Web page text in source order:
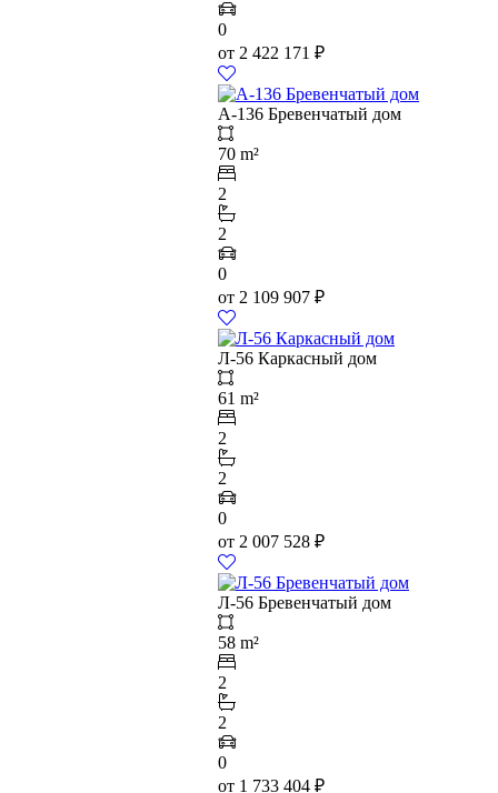
0
от 2 422 171 ₽
А-136 Бревенчатый дом
70 m²
2
2
0
от 2 109 907 ₽
Л-56 Каркасный дом
61 m²
2
2
0
от 2 007 528 ₽
Л-56 Бревенчатый дом
58 m²
2
2
0
от 1 733 404 ₽